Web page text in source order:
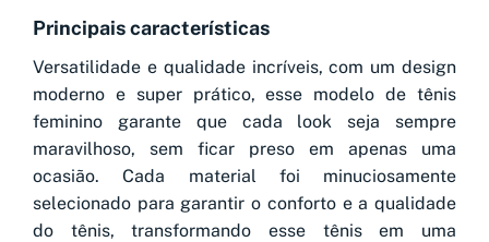
Principais características
Versatilidade e qualidade incríveis, com um design
moderno e super prático, esse modelo de tênis
feminino garante que cada look seja sempre
maravilhoso, sem ficar preso em apenas uma
ocasião. Cada material foi minuciosamente
selecionado para garantir o conforto e a qualidade
do tênis, transformando esse tênis em uma